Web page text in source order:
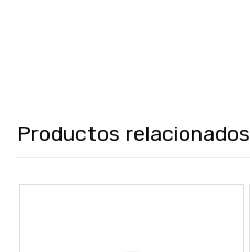
Productos relacionados